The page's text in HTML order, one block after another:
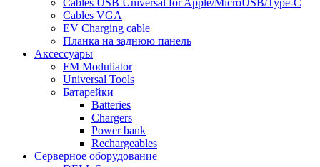
Cables USB Universal for Apple/MicroUSB/Type-C
Cables VGA
EV Charging cable
Планка на заднюю панель
Аксессуары
FM Moduliator
Universal Tools
Батарейки
Batteries
Chargers
Power bank
Rechargeables
Серверное оборудование